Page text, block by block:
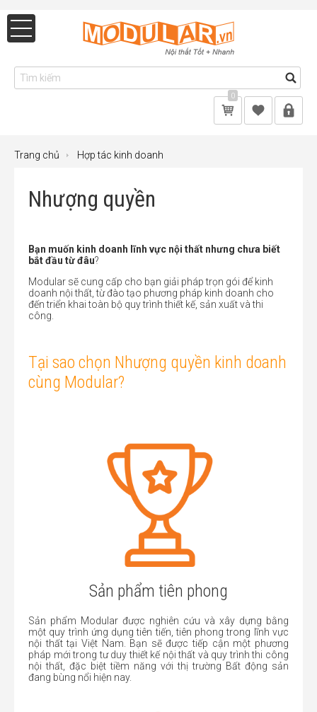
0
Trang chủ Hợp tác kinh doanh
Nhượng quyền
Bạn muốn kinh doanh lĩnh vực nội thất nhưng chưa biết
bắt đầu từ đâu?
Modular sẽ cung cấp cho bạn giải pháp trọn gói để kinh
doanh nội thất, từ đào tạo phương pháp kinh doanh cho
đến triển khai toàn bộ quy trình thiết kế, sản xuất và thi
công.
Tại sao chọn Nhượng quyền kinh doanh
cùng Modular?
Sản phẩm tiên phong
Sản phẩm Modular được nghiên cứu và xây dựng bằng
một quy trình ứng dụng tiên tiến, tiên phong trong lĩnh vực
nội thất tại Việt Nam. Bạn sẽ được tiếp cận một phương
pháp mới trong tư duy thiết kế nội thất và quy trình thi công
nội thất, đặc biệt tiềm năng với thị trường Bất động sản
đang bùng nổi hiện nay.